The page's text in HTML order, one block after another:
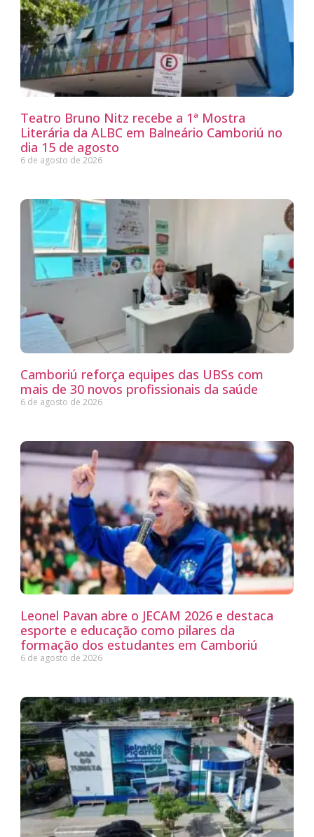
Teatro Bruno Nitz recebe a 1ª Mostra
Literária da ALBC em Balneário Camboriú no
dia 15 de agosto
6 de agosto de 2026
Camboriú reforça equipes das UBSs com
mais de 30 novos profissionais da saúde
6 de agosto de 2026
Leonel Pavan abre o JECAM 2026 e destaca
esporte e educação como pilares da
formação dos estudantes em Camboriú
6 de agosto de 2026